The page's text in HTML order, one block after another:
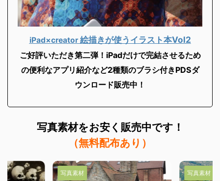
iPad×creator 絵描きが使うイラスト本Vol2
ご好評いただき第二弾！iPadだけで完結させるため
の便利なアプリ紹介など2種類のブラシ付きPDSダ
ウンロード販売中！
写真素材をお安く販売中です！
（無料配布あり）
写真素材 写真素材